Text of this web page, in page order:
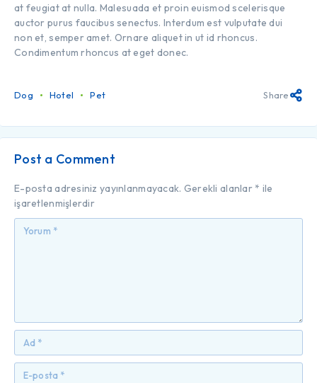
at feugiat at nulla. Malesuada et proin euismod scelerisque
auctor purus faucibus senectus. Interdum est vulputate dui
non et, semper amet. Ornare aliquet in ut id rhoncus.
Condimentum rhoncus at eget donec.
Dog Hotel Pet Share
Post a Comment
E-posta adresiniz yayınlanmayacak. Gerekli alanlar * ile
işaretlenmişlerdir